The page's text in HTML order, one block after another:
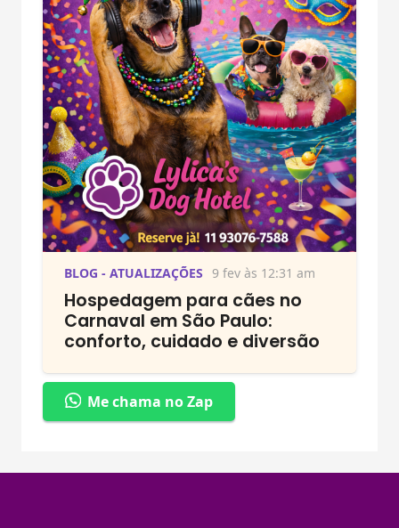
BLOG - ATUALIZAÇÕES 9 fev às 12:31 am
Hospedagem para cães no
Carnaval em São Paulo:
conforto, cuidado e diversão
Me chama no Zap